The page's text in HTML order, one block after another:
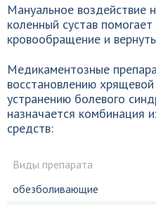
Мануальное воздействие
коленный сустав
кровообращение и
Медикаментозные
восстановлению
устранению болевого
назначается комбинация
средств:
Виды препарата
обезболивающие